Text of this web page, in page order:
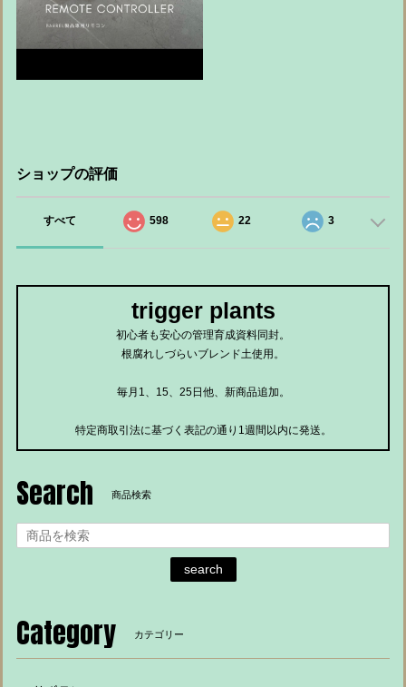
ショップの評価
すべて 598 22 3
trigger plants
初心者も安心の管理育成資料同封。
根腐れしづらいブレンド土使用。
毎月1、15、25日他、新商品追加。
特定商取引法に基づく表記の通り1週間以内に発送。
Search 商品検索
search
Category カテゴリー